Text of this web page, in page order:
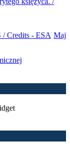
Maj